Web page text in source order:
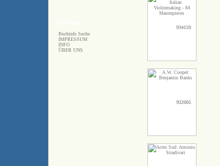
Buchinfo Suche
IMPRESSUM
INFO
ÜBER UNS
934159
932005